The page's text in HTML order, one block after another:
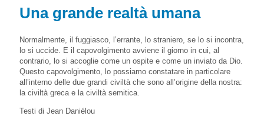
Una grande realtà umana
Normalmente, il fuggiasco, l’errante, lo straniero, se lo si incontra,
lo si uccide. E il capovolgimento avviene il giorno in cui, al
contrario, lo si accoglie come un ospite e come un inviato da Dio.
Questo capovolgimento, lo possiamo constatare in particolare
all’interno delle due grandi civiltà che sono all’origine della nostra:
la civiltà greca e la civiltà semitica.
Testi di Jean Daniélou